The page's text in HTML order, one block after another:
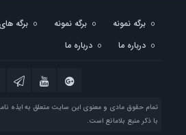
برگه نمونه برگه نمونه برگه
درباره ما
درباره ما
تمام حقوق مادی و معنوی این سایت متعلق به ایذه
با ذکر منبع بلامانع است.